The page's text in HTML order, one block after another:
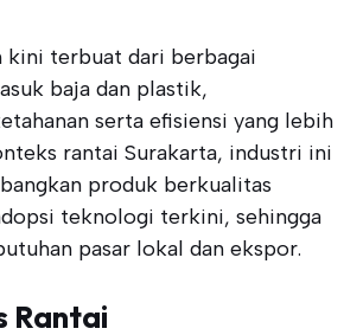
kini terbuat dari berbagai
baja dan plastik,
serta efisiensi yang lebih
rantai Surakarta, industri ini
produk berkualitas
teknologi terkini, sehingga
pasar lokal dan ekspor.
Rantai